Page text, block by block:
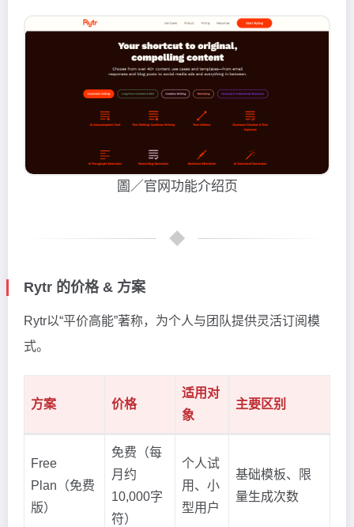
圖／官网功能介绍页
Rytr 的价格 & 方案
Rytr以“平价高能”著称，为个人与团队提供灵活订阅模
式。
方案 价格
适用对
象
主要区别
Free
Plan（免费
版）
免费（每
月约
10,000字
符）
个人试
用、小
型用户
基础模板、限
量生成次数